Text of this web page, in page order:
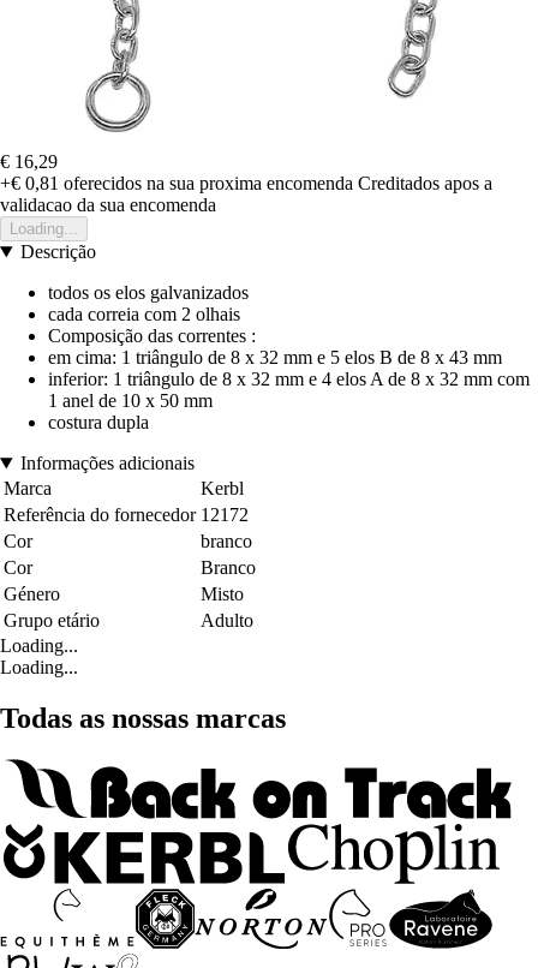
€ 16,29
+€ 0,81 oferecidos na sua proxima encomenda Creditados apos a
validacao da sua encomenda
Loading...
Descrição
todos os elos galvanizados
cada correia com 2 olhais
Composição das correntes :
em cima: 1 triângulo de 8 x 32 mm e 5 elos B de 8 x 43 mm
inferior: 1 triângulo de 8 x 32 mm e 4 elos A de 8 x 32 mm com
1 anel de 10 x 50 mm
costura dupla
Informações adicionais
Marca
Kerbl
Referência do fornecedor 12172
Cor
branco
Cor
Branco
Género
Misto
Grupo etário
Adulto
Loading...
Loading...
Todas as nossas marcas